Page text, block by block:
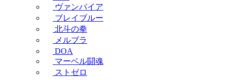
ヴァンパイア
ブレイブルー
北斗の拳
メルブラ
DOA
マーベル闘魂
ストゼロ